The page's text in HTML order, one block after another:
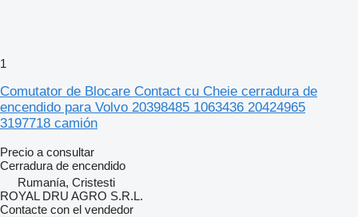
1
Comutator de Blocare Contact cu Cheie cerradura de
encendido para Volvo 20398485 1063436 20424965
3197718 camión
Precio a consultar
Cerradura de encendido
Rumanía, Cristesti
ROYAL DRU AGRO S.R.L.
Contacte con el vendedor